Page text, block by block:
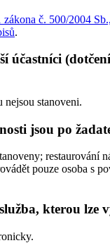
zákona č. 500/2004
.
účastníci
nejsou stanoveni.
jsou po
restaurování
pouze osoba s
kterou lze